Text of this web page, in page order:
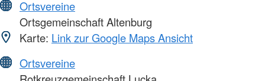
Ortsvereine
Ortsgemeinschaft Altenburg
Karte: Link zur Google Maps Ansicht
Ortsvereine